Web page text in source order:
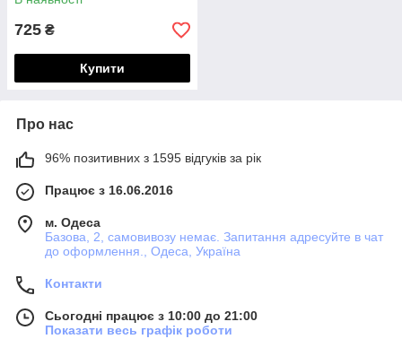
725 ₴
Купити
Про нас
96% позитивних з 1595 відгуків за рік
Працює з 16.06.2016
м. Одеса
Базова, 2, самовивозу немає. Запитання адресуйте в чат
до оформлення., Одеса, Україна
Контакти
Сьогодні працює з 10:00 до 21:00
Показати весь графік роботи